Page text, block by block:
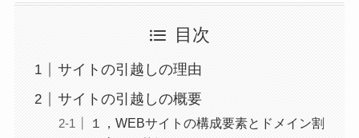
目次
サイトの引越しの理由
サイトの引越しの概要
１，WEBサイトの構成要素とドメイン割